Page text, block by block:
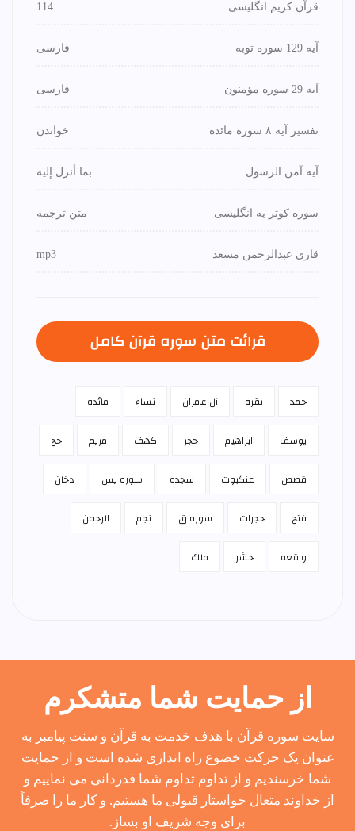
قرآن کریم انگلیسی 114
آیه 129 سوره توبه فارسی
آیه 29 سوره مؤمنون فارسی
تفسیر آیه ۸ سوره مائده خواندن
آیه آمن الرسول بما أنزل إليه
سوره کوثر به انگلیسی متن ترجمه
قاری عبدالرحمن مسعد mp3
قرائت متن سوره قرآن كامل
حمد بقره آل عمران نساء مائده
يوسف ابراهيم حجر كهف مريم حج
قصص عنكبوت سجده سوره يس دخان
فتح حجرات سوره ق نجم الرحمن
واقعه حشر ملك
از حمایت شما متشکرم
سایت سوره قرآن با هدف خدمت به قرآن و سنت پیامبر به
عنوان یک حرکت خضوع راه اندازی شده است و از حمایت
شما خرسندیم و از تداوم تداوم شما قدردانی می نماییم و
از خداوند متعال خواستار قبولی ما هستیم. و کار ما را صرفاً
برای وجه شریف او بساز.